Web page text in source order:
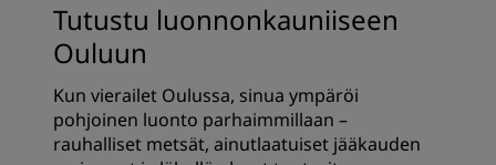
Tutustu luonnonkauniiseen
Ouluun
Kun vierailet Oulussa, sinua ympäröi
pohjoinen luonto parhaimmillaan –
rauhalliset metsät, ainutlaatuiset jääkauden